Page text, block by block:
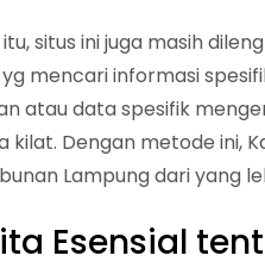
itu, situs ini juga masih
mencari informasi
atau data spesifik
kilat. Dengan metode ini,
Lampung dari yang
Esensial